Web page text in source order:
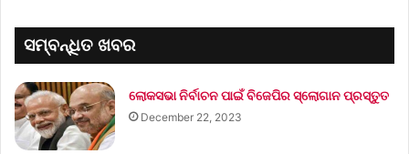
ସମ୍ବନ୍ଧିତ ଖବର
ଲୋକସଭା ନିର୍ବାଚନ ପାଇଁ ବିଜେପିର ସ୍ଲୋଗାନ ପ୍ରସ୍ତୁତ
December 22, 2023